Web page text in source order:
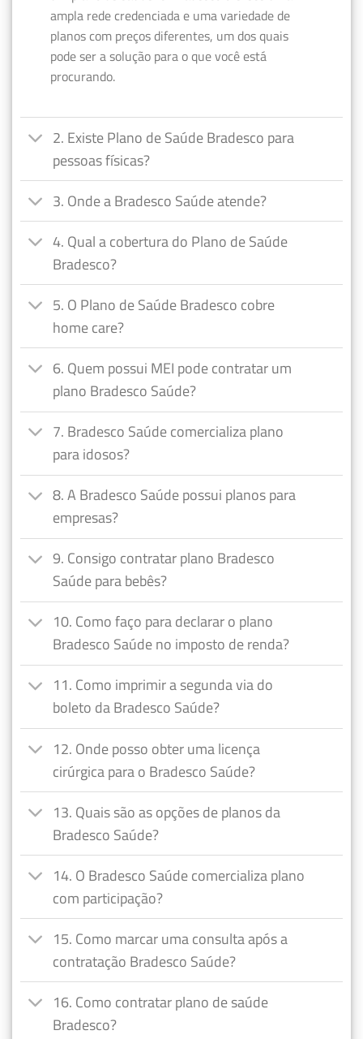
ampla rede credenciada e uma variedade de
planos com preços diferentes, um dos quais
pode ser a solução para o que você está
procurando.
2. Existe Plano de Saúde Bradesco para
pessoas físicas?
3. Onde a Bradesco Saúde atende?
4. Qual a cobertura do Plano de Saúde
Bradesco?
5. O Plano de Saúde Bradesco cobre
home care?
6. Quem possui MEI pode contratar um
plano Bradesco Saúde?
7. Bradesco Saúde comercializa plano
para idosos?
8. A Bradesco Saúde possui planos para
empresas?
9. Consigo contratar plano Bradesco
Saúde para bebês?
10. Como faço para declarar o plano
Bradesco Saúde no imposto de renda?
11. Como imprimir a segunda via do
boleto da Bradesco Saúde?
12. Onde posso obter uma licença
cirúrgica para o Bradesco Saúde?
13. Quais são as opções de planos da
Bradesco Saúde?
14. O Bradesco Saúde comercializa plano
com participação?
15. Como marcar uma consulta após a
contratação Bradesco Saúde?
16. Como contratar plano de saúde
Bradesco?